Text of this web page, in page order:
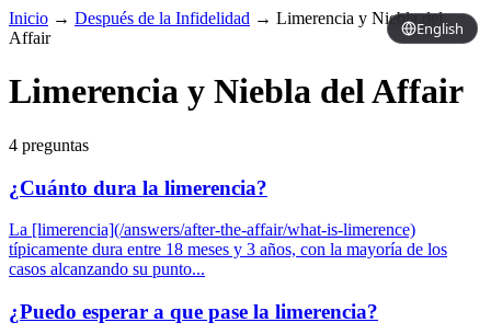
English
Inicio → Después de la Infidelidad → Limerencia y Niebla del
Affair
Limerencia y Niebla del Affair
4 preguntas
¿Cuánto dura la limerencia?
La [limerencia](/answers/after-the-affair/what-is-limerence)
típicamente dura entre 18 meses y 3 años, con la mayoría de los
casos alcanzando su punto...
¿Puedo esperar a que pase la limerencia?